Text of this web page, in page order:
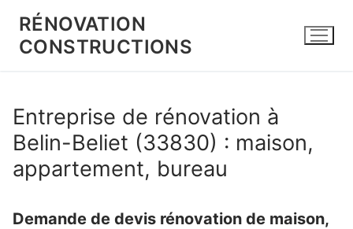
contenu
RÉNOVATION
CONSTRUCTIONS
Entreprise de rénovation à
Belin-Beliet (33830) : maison,
appartement, bureau
Demande de devis rénovation de maison,